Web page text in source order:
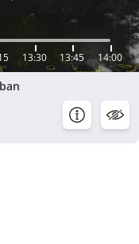
13:30 13:45 14:00